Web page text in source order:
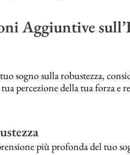
Aggiuntive
sogno sulla robustezza,
tua percezione della tua forza
più profonda del tuo